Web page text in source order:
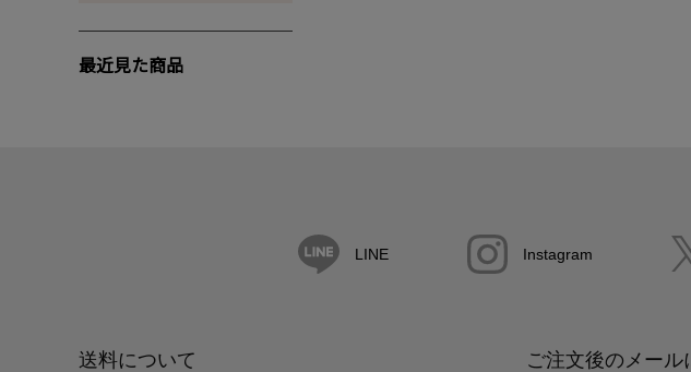
最近見た商品
LINE Instagram
送料について ご注文後のメール